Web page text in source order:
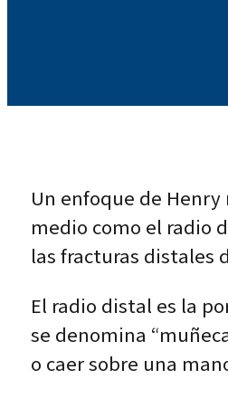
Un enfoque de
medio como el radio
las fracturas distales
El radio distal es la
se denomina
o caer sobre una